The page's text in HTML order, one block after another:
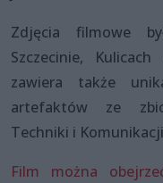
Zdjęcia filmowe
Szczecinie,
zawiera także
artefaktów ze
Techniki i
Film można